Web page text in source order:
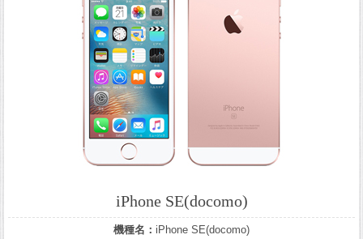
iPhone SE(docomo)
機種名： iPhone SE(docomo)